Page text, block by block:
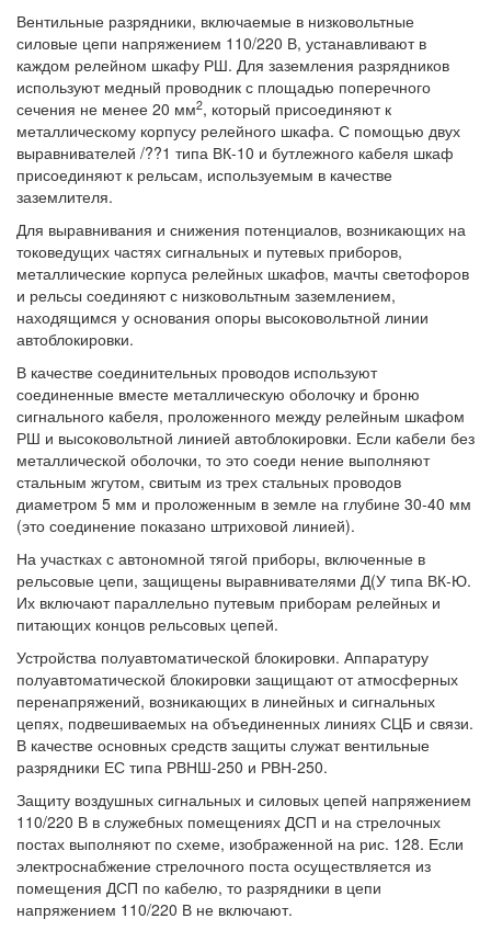
Вентильные разрядники, включаемые в низковольтные
силовые цепи напряжением 110/220 В, устанавливают в
каждом релейном шкафу РШ. Для заземления разрядников
используют медный проводник с площадью поперечного
сечения не менее 20 мм2, который присоединяют к
металлическому корпусу релейного шкафа. С помощью двух
выравнивателей /??1 типа ВК-10 и бутлежного кабеля шкаф
присоединяют к рельсам, используемым в качестве
заземлителя.
Для выравнивания и снижения потенциалов, возникающих на
токоведущих частях сигнальных и путевых приборов,
металлические корпуса релейных шкафов, мачты светофоров
и рельсы соединяют с низковольтным заземлением,
находящимся у основания опоры высоковольтной линии
автоблокировки.
В качестве соединительных проводов используют
соединенные вместе металлическую оболочку и броню
сигнального кабеля, проложенного между релейным шкафом
РШ и высоковольтной линией автоблокировки. Если кабели без
металлической оболочки, то это соеди нение выполняют
стальным жгутом, свитым из трех стальных проводов
диаметром 5 мм и проложенным в земле на глубине 30-40 мм
(это соединение показано штриховой линией).
На участках с автономной тягой приборы, включенные в
рельсовые цепи, защищены выравнивателями Д(У типа ВК-Ю.
Их включают параллельно путевым приборам релейных и
питающих концов рельсовых цепей.
Устройства полуавтоматической блокировки. Аппаратуру
полуавтоматической блокировки защищают от атмосферных
перенапряжений, возникающих в линейных и сигнальных
цепях, подвешиваемых на объединенных линиях СЦБ и связи.
В качестве основных средств защиты служат вентильные
разрядники ЕС типа РВНШ-250 и РВН-250.
Защиту воздушных сигнальных и силовых цепей напряжением
110/220 В в служебных помещениях ДСП и на стрелочных
постах выполняют по схеме, изображенной на рис. 128. Если
электроснабжение стрелочного поста осуществляется из
помещения ДСП по кабелю, то разрядники в цепи
напряжением 110/220 В не включают.